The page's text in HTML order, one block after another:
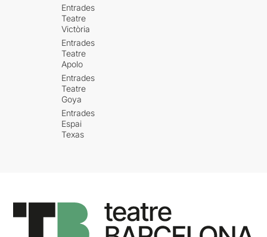
Entrades
Teatre
Victòria
Entrades
Teatre
Apolo
Entrades
Teatre
Goya
Entrades
Espai
Texas